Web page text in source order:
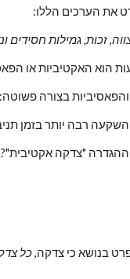
את הערכים הללו:
זכות, גמילות חסידים
הוא האקטיביות או
והפאסיביות בצורה
רבה יותר בזמן
ההגדרה "צדקה
בנושא כי צדקה, כל